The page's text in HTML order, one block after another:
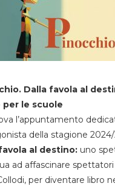
Dalla favola al
le scuole
l’appuntamento
della stagione
al destino:uno
ad affascinare
per diventare libro